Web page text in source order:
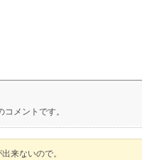
メントです。
来ないので。